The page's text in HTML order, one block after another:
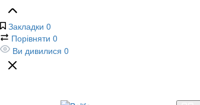
Закладки 0
Порівняти 0
Ви дивилися 0